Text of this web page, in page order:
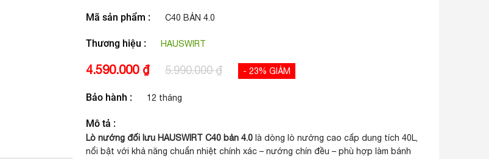
Mã sản phẩm : C40 BẢN 4.0
Thương hiệu : HAUSWIRT
4.590.000 ₫ 5.990.000 ₫ - 23% GIẢM
Bảo hành : 12 tháng
Mô tả :
Lò nướng đối lưu HAUSWIRT C40 bản 4.0 là dòng lò nướng cao cấp dung tích 40L,
nổi bật với khả năng chuẩn nhiệt chính xác – nướng chín đều – phù hợp làm bánh